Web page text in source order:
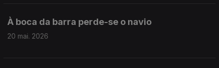
À boca da barra perde-se o navio
20 mai. 2026